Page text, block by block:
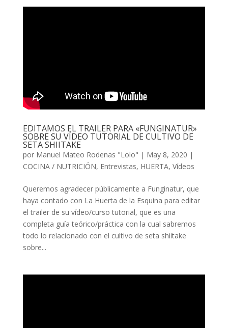
EDITAMOS EL TRAILER PARA «FUNGINATUR»
SOBRE SU VÍDEO TUTORIAL DE CULTIVO DE
SETA SHIITAKE
por Manuel Mateo Rodenas "Lolo" | May 8, 2020 |
COCINA / NUTRICIÓN, Entrevistas, HUERTA, Vídeos
Queremos agradecer públicamente a Funginatur, que
haya contado con La Huerta de la Esquina para editar
el trailer de su vídeo/curso tutorial, que es una
completa guía teórico/práctica con la cual sabremos
todo lo relacionado con el cultivo de seta shiitake
sobre...